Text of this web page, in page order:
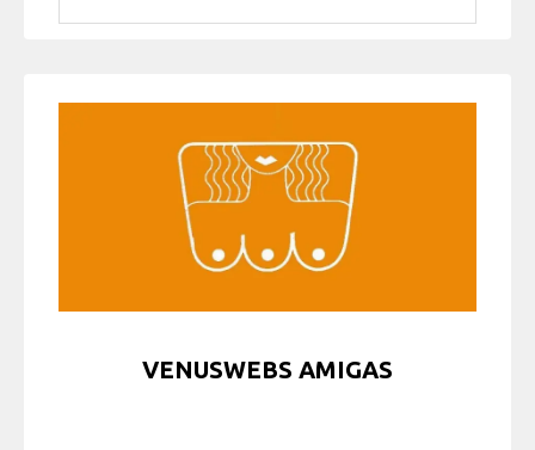
VENUSWEBS AMIGAS